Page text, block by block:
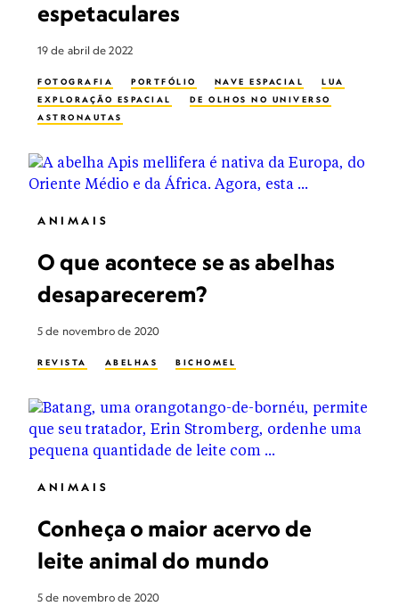
espetaculares
19 de abril de 2022
FOTOGRAFIA PORTFÓLIO NAVE ESPACIAL
LUA
EXPLORAÇÃO ESPACIAL
DE OLHOS NO UNIVERSO
ASTRONAUTAS
ANIMAIS
O que acontece se as abelhas
desaparecerem?
5 de novembro de 2020
REVISTA ABELHAS BICHOMEL
ANIMAIS
Conheça o maior acervo de
leite animal do mundo
5 de novembro de 2020